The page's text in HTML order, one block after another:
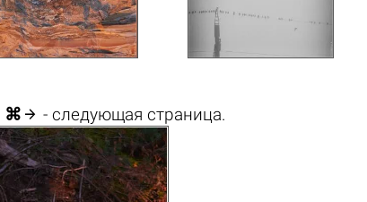
⌘  - следующая страница.